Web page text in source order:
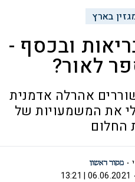
בארץ
ובכסף -
לאור?
אהרלה אדמנית
לי את המשמעויות של
החלום
06.06.2021 | 13:21